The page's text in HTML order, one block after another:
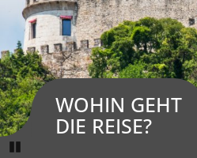
WOHIN GEHT
DIE REISE?